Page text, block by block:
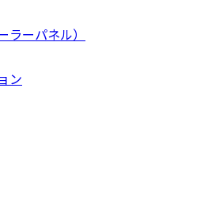
ーパネル）
ン